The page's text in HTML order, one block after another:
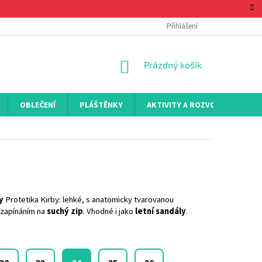
Přihlášení
NÁKUPNÍ
Prázdný košík
OBLEČENÍ PLÁŠTĚNKY AKTIVITY A ROZVOJ
Protetika Kirby: lehké, s anatomicky tvarovanou
nasuchý zip. Vhodné i jako letní sandály.